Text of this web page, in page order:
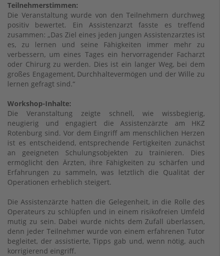
Teilnehmerstimmen:
Die Veranstaltung wurde von den Teilnehmern durchweg
positiv bewertet. Ein Assistenzarzt fasste es treffend
zusammen: „Das Ziel eines jeden jungen Assistenzarztes ist
es, zu lernen und seine Fähigkeiten immer mehr zu
verbessern, um eines Tages ein hervorragender Facharzt
oder Chirurg zu werden. Dies ist ein langer Weg, bei dem
großes Engagement, Durchhaltevermögen und der Wille zu
lernen gefragt sind.“
Workshop-Inhalte:
Die Veranstaltung zeigte schnell, wie wissbegierig,
neugierig und engagiert die Assistenzärzte am HKZ
Rotenburg sind. Vor dem Eingriff am menschlichen Herzen
ist es entscheidend, entsprechende Fertigkeiten zunächst
an geeigneten Schulungsobjekten zu trainieren. Dies
ermöglicht den Ärzten, ihre Fähigkeiten zu schärfen und
Erfahrungen zu sammeln, was letztlich die Qualität der
Operationen erheblich steigert.
Die Assistenzärzte hatten die Gelegenheit, in die Rolle des
Operateurs zu schlüpfen und in einem risikofreien Umfeld
mutig zu sein. Dabei wurde nichts dem Zufall überlassen,
denn jeder Teilnehmer wurde von einem erfahrenen Tutor
begleitet, der assistierte, Tipps gab und, wenn nötig, auch
korrigierend eingriff.